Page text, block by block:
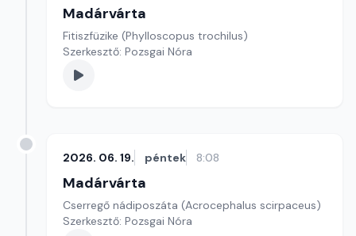
Madárvárta
Fitiszfüzike (Phylloscopus trochilus)
Szerkesztő: Pozsgai Nóra
2026. 06. 19. péntek 8:08
Madárvárta
Cserregő nádiposzáta (Acrocephalus scirpaceus)
Szerkesztő: Pozsgai Nóra